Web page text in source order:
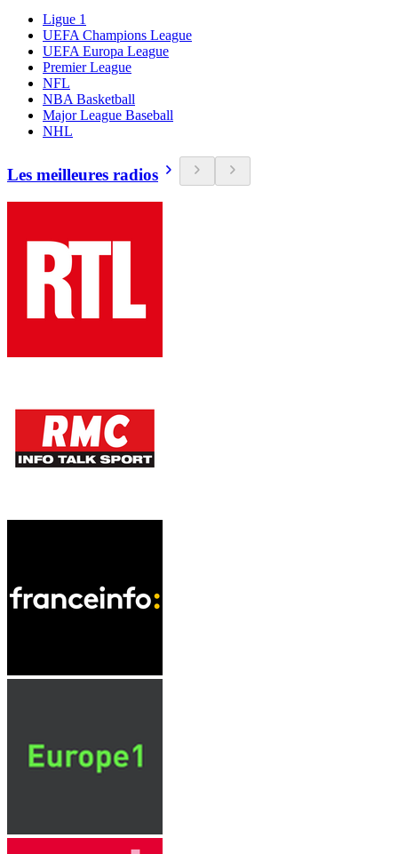
Ligue 1
UEFA Champions League
UEFA Europa League
Premier League
NFL
NBA Basketball
Major League Baseball
NHL
Les meilleures radios